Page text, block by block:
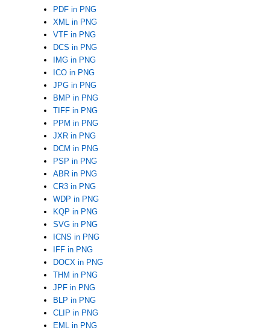
PDF in PNG
XML in PNG
VTF in PNG
DCS in PNG
IMG in PNG
ICO in PNG
JPG in PNG
BMP in PNG
TIFF in PNG
PPM in PNG
JXR in PNG
DCM in PNG
PSP in PNG
ABR in PNG
CR3 in PNG
WDP in PNG
KQP in PNG
SVG in PNG
ICNS in PNG
IFF in PNG
DOCX in PNG
THM in PNG
JPF in PNG
BLP in PNG
CLIP in PNG
EML in PNG